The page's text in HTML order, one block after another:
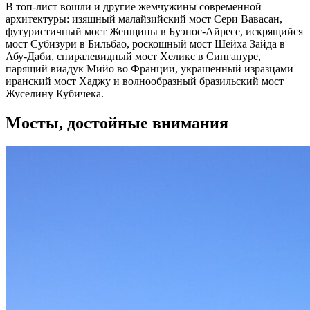
В топ-лист вошли и другие жемчужины современной
архитектуры: изящный малайзийский мост Сери Вавасан,
футуристичный мост Женщины в Буэнос-Айресе, искрящийся
мост Субизури в Бильбао, роскошный мост Шейха Зайда в
Абу-Даби, спиралевидный мост Хеликс в Сингапуре,
парящий виадук Мийо во Франции, украшенный изразцами
иранский мост Хаджу и волнообразный бразильский мост
Жуселину Кубичека.
Мосты, достойные внимания